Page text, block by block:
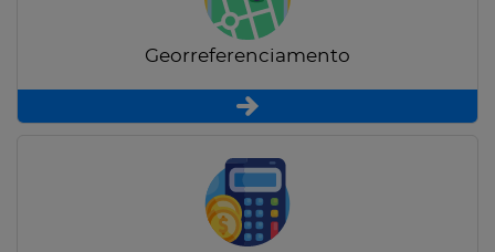
Georreferenciamento